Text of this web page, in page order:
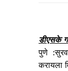
डीएसके
पुणे
करायला